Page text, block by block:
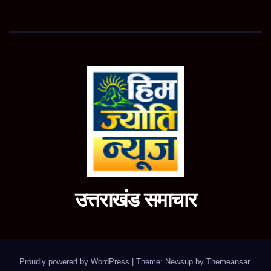
उत्तराखंड समाचार
Proudly powered by WordPress Theme: Newsup by Themeansar.